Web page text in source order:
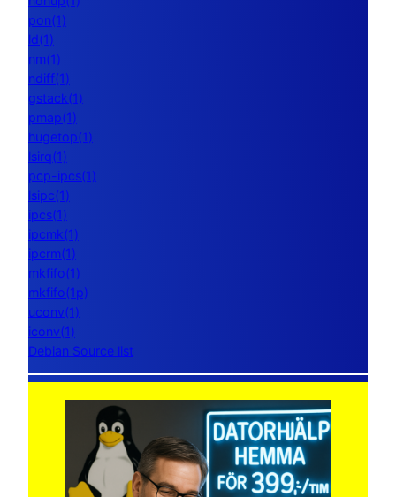
pon(1)
ld(1)
nm(1)
ndiff(1)
gstack(1)
pmap(1)
hugetop(1)
lsirq(1)
pcp-ipcs(1)
lsipc(1)
ipcs(1)
ipcmk(1)
ipcrm(1)
mkfifo(1)
mkfifo(1p)
uconv(1)
iconv(1)
Debian Source list